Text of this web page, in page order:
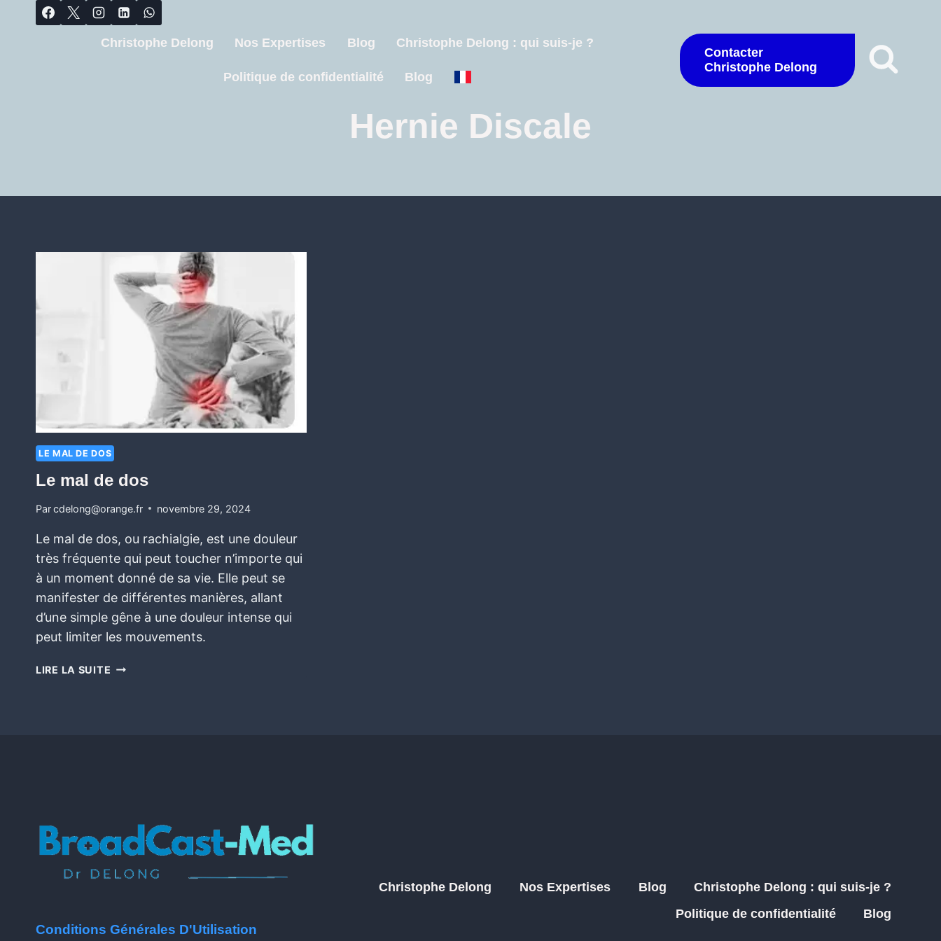
Christophe Delong Nos Expertises Blog Christophe Delong : qui suis-je ?
Politique de confidentialité Blog
Contacter
Christophe Delong
Hernie Discale
LE MAL DE DOS
Le mal de dos
Parcdelong@orange.fr novembre 29, 2024
Le mal de dos, ou rachialgie, est une douleur
très fréquente qui peut toucher n’importe qui
à un moment donné de sa vie. Elle peut se
manifester de différentes manières, allant
d’une simple gêne à une douleur intense qui
peut limiter les mouvements.
LIRE LA SUITE
Conditions Générales D'Utilisation
Christophe Delong Nos Expertises Blog
Christophe Delong : qui suis-je ?
Politique de confidentialité
Blog